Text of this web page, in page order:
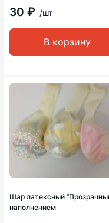
30 ₽ /шт
В корзину
Шар латексный
наполнением